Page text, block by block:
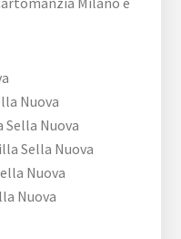
Nuova
Sella Nuova
Sella Nuova
Nuova
Nuova